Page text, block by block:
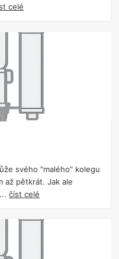
celé
svého "malého" kolegu
až pětkrát. Jak ale
číst celé